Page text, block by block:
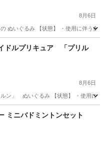
8月6日
ぬいぐるみ 【状態】 ・使用に伴う多
ドルプリキュア 「プリル
8月6日
ン」 ぬいぐるみ 【状態】 ・使用に伴
アミニバドミントンセット